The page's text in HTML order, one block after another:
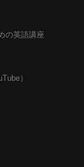
の英語講座
）